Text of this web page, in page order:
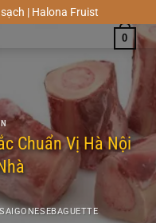
| Halona Fruist
0
Chuẩn Vị Hà Nội
SAIGONESEBAGUETTE